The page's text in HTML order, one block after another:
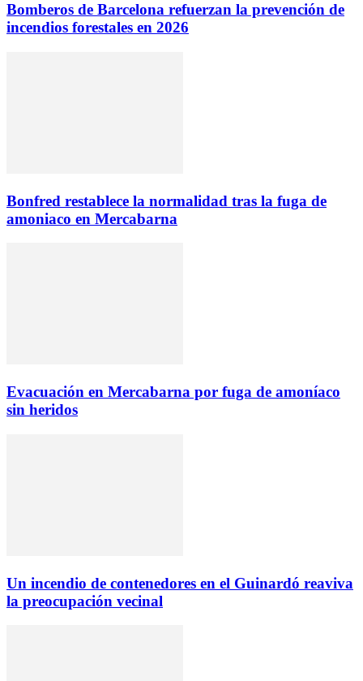
Bomberos de Barcelona refuerzan la prevención de
incendios forestales en 2026
Bonfred restablece la normalidad tras la fuga de
amoniaco en Mercabarna
Evacuación en Mercabarna por fuga de amoníaco
sin heridos
Un incendio de contenedores en el Guinardó reaviva
la preocupación vecinal